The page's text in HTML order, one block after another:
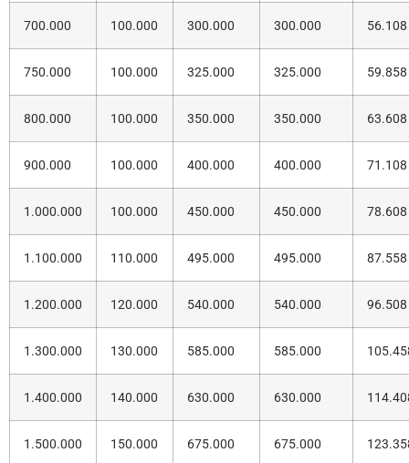
700.000 100.000 300.000 300.000 56.108
750.000 100.000 325.000 325.000 59.858
800.000 100.000 350.000 350.000 63.608
900.000 100.000 400.000 400.000 71.108
1.000.000 100.000 450.000 450.000 78.608
1.100.000 110.000 495.000 495.000 87.558
1.200.000 120.000 540.000 540.000 96.508
1.300.000 130.000 585.000 585.000
1.400.000 140.000 630.000 630.000
1.500.000 150.000 675.000 675.000